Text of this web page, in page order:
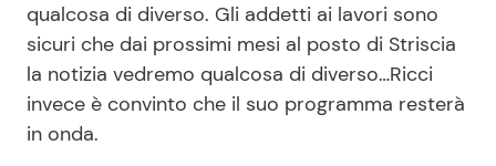
Viaggi e Turismo
Festività
Ricette Feste
Ricette per Bambini
qualcosa di diverso. Gli addetti ai lavori sono
sicuri che dai prossimi mesi al posto di Striscia
la notizia vedremo qualcosa di diverso…Ricci
invece è convinto che il suo programma resterà
in onda.